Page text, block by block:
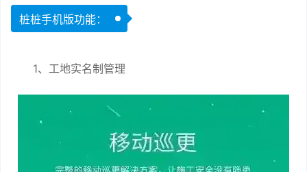
桩桩手机版功能：
1、工地实名制管理